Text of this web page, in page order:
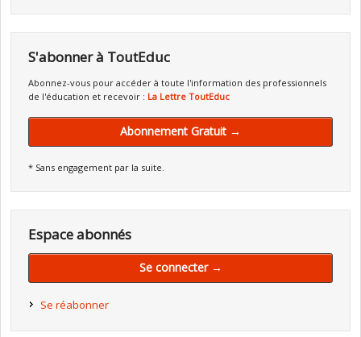
S'abonner à ToutEduc
Abonnez-vous pour accéder à toute l'information des professionnels
de l'éducation et recevoir : La Lettre ToutEduc
Abonnement Gratuit →
* Sans engagement par la suite.
Espace abonnés
Se connecter →
Se réabonner